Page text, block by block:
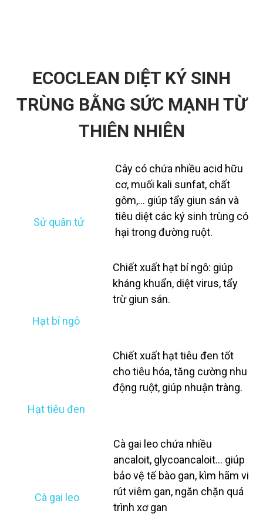
ECOCLEAN DIỆT KÝ SINH
TRÙNG BẰNG SỨC MẠNH TỪ
THIÊN NHIÊN
Sử quân tử
Cây có chứa nhiều acid hữu
cơ, muối kali sunfat, chất
gôm,… giúp tẩy giun sán và
tiêu diệt các ký sinh trùng có
hại trong đường ruột.
Hạt bí ngô
Chiết xuất hạt bí ngô: giúp
kháng khuẩn, diệt virus, tẩy
trừ giun sán.
Hạt tiêu đen
Chiết xuất hạt tiêu đen tốt
cho tiêu hóa, tăng cường nhu
động ruột, giúp nhuận tràng.
Cà gai leo
Cà gai leo chứa nhiều
ancaloit, glycoancaloit… giúp
bảo vệ tế bào gan, kìm hãm vi
rút viêm gan, ngăn chặn quá
trình xơ gan